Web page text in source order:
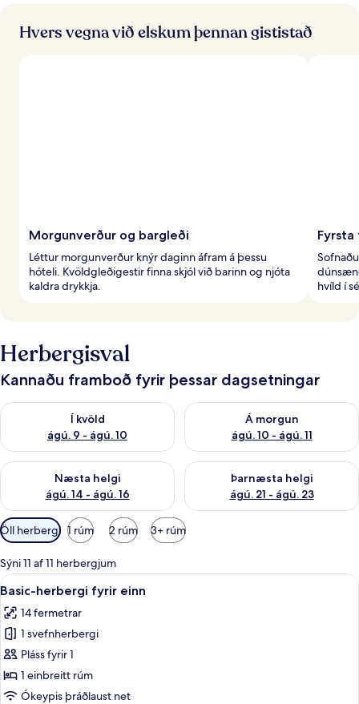
r
ð
Hvers vegna við elskum þennan gististað
Morgunverður og bargleði
Léttur morgunverður knýr daginn áfram á þessu
hóteli. Kvöldgleðigestir finna skjól við barinn og njóta
kaldra drykkja.
hvíld í
Herbergisval
Kannaðu framboð fyrir þessar dagsetningar
Í kvöld
ágú. 9 - ágú. 10
Athuga framboð í kvöld ágú. 9 - ágú. 10
Á morgun
ágú. 10 - ágú. 11
Athuga framboð á morgun
Næsta helgi
ágú. 14 - ágú. 16
Athuga framboð næstu helgi ágú. 14 - ágú. 16
Þarnæsta helgi
ágú. 21 - ágú. 23
Athuga framboð þarnæstu
Síur
í
boði
fyrir
herbergi
Öll herbergi 1 rúm 2 rúm 3+ rúm
Sýni 11 af 11 herbergjum
Skoða
allar
myndir
fyrir
Basic-
herbergi
fyrir
Basic-herbergi fyrir einn | Ítölsk
4
Basic-herbergi fyrir einn
14 fermetrar
1 svefnherbergi
Pláss fyrir 1
1 einbreitt rúm
Ókeypis þráðlaust net